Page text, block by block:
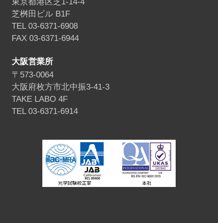
芝桝田ビル B1F
TEL 03-6371-6908
FAX 03-6371-6944
大阪営業所
〒573-0064
大阪府枚方市北中振3-41-3
TAKE LABO 4F
TEL 03-6371-6914